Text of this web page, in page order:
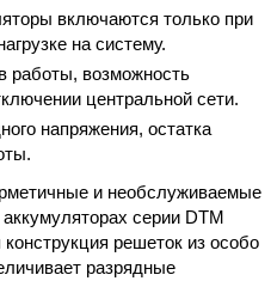
включаются только при
на систему.
работы, возможность
центральной сети.
напряжения, остатка
и необслуживаемые
серии DTM
решеток из особо
разрядные